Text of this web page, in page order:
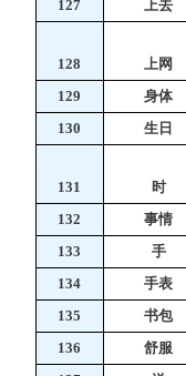
127
上去
128 上网
129
身体
130
生日
131 时
132
事情
133
手
134
手表
135
书包
136
舒服